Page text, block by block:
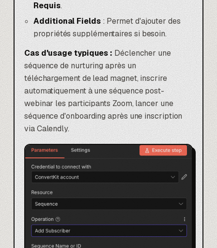
Requis.
Additional Fields: Permet d'ajouter des
propriétés supplémentaires si besoin.
Cas d'usage typiques :Déclencher une
séquence de nurturing après un
téléchargement de lead magnet, inscrire
automatiquement à une séquence post-
webinar les participants Zoom, lancer une
séquence d'onboarding après une inscription
viaCalendly.